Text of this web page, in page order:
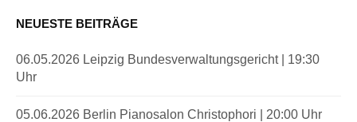
NEUESTE BEITRÄGE
06.05.2026 Leipzig Bundesverwaltungsgericht | 19:30
Uhr
05.06.2026 Berlin Pianosalon Christophori | 20:00 Uhr